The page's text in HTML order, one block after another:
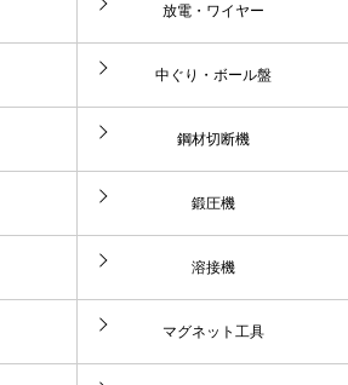
放電・ワイヤー
中ぐり・ボール盤
鋼材切断機
鍛圧機
溶接機
マグネット工具